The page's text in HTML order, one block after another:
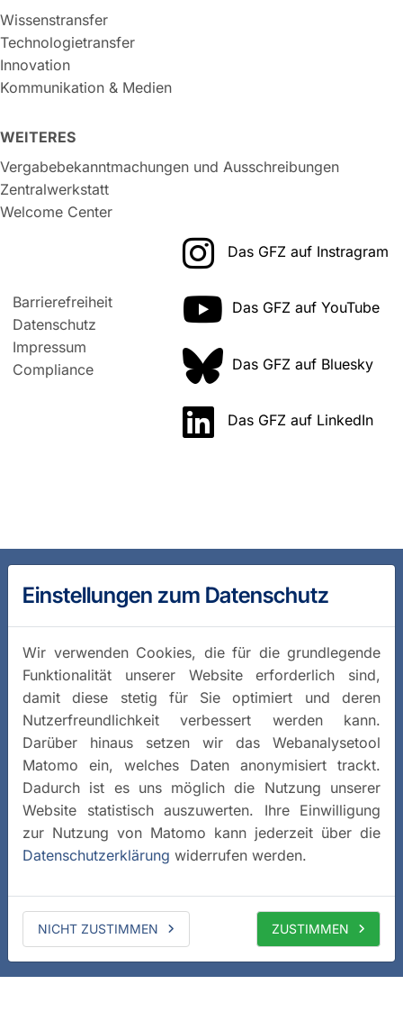
Wissenstransfer
Technologietransfer
Innovation
Kommunikation & Medien
WEITERES
Vergabebekanntmachungen und Ausschreibungen
Zentralwerkstatt
Welcome Center
Barrierefreiheit
Datenschutz
Impressum
Compliance
Das GFZ auf Instragram
Das GFZ auf YouTube
Das GFZ auf Bluesky
Das GFZ auf LinkedIn
Einstellungen zum Datenschutz
Wir verwenden Cookies, die für die grundlegende
Funktionalität unserer Website erforderlich sind,
damit diese stetig für Sie optimiert und deren
Nutzerfreundlichkeit verbessert werden kann.
Darüber hinaus setzen wir das Webanalysetool
Matomo ein, welches Daten anonymisiert trackt.
Dadurch ist es uns möglich die Nutzung unserer
Website statistisch auszuwerten. Ihre Einwilligung
zur Nutzung von Matomo kann jederzeit über die
Datenschutzerklärung widerrufen werden.
NICHT ZUSTIMMEN ZUSTIMMEN